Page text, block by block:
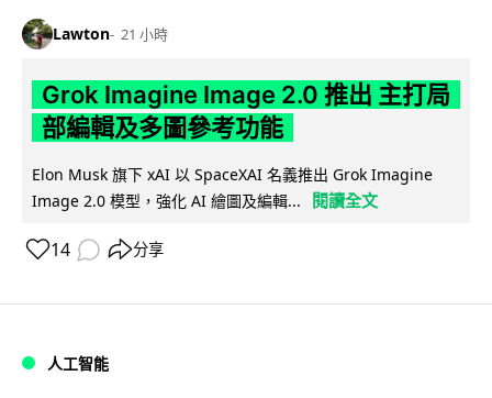
Lawton 21 小時
Grok Imagine Image 2.0 推出 主打局
部編輯及多圖參考功能
Elon Musk 旗下 xAI 以 SpaceXAI 名義推出 Grok Imagine
Image 2.0 模型，強化 AI 繪圖及編輯...
閱讀全文
14 分享
人工智能